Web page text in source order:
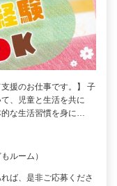
援のお仕事です。】 子
、児童と生活を共に
な生活習慣を身に…
ルーム）
ば、是非ご応募くださ